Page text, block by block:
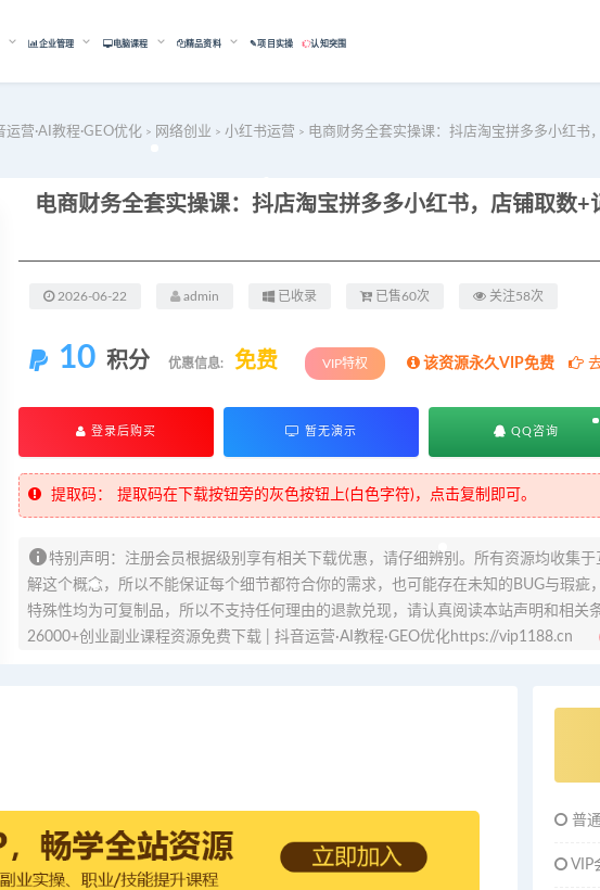
企业管理 电脑课程 精品资料 ✎项目实操 认知突围
营·AI教程·GEO优化 > 网络创业 > 小红书运营 > 电商财务全套实操课：抖店淘宝拼多多小红书
2026-06-22 admin 已收录 已售60次 关注58次
10 积分 优惠信息: 免费 VIP特权 该资源永久VIP免费
登录后购买 暂无演示 QQ咨询
提取码： 提取码在下载按钮旁的灰色按钮上(白色字符)，点击复制即可。
特别声明：注册会员根据级别享有相关下载优惠，请仔细辨别。所有资源均收集
解这个概念，所以不能保证每个细节都符合你的需求，也可能存在未知的BUG与瑕疵
特殊性均为可复制品，所以不支持任何理由的退款兑现，请认真阅读本站声明和相关
26000+创业副业课程资源免费下载 | 抖音运营·AI教程·GEO优化https://vip1188.cn
普
VIP